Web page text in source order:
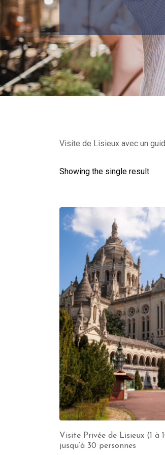
Visite de Lisieux avec un
Showing the single result
Visite Privée de Lisieux (1 à
jusqu’à 30 personnes